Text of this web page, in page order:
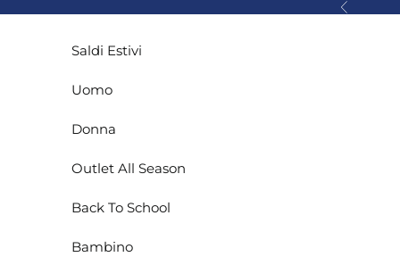
Precedente
Saldi Estivi
Uomo
Donna
Outlet All Season
Back To School
Bambino